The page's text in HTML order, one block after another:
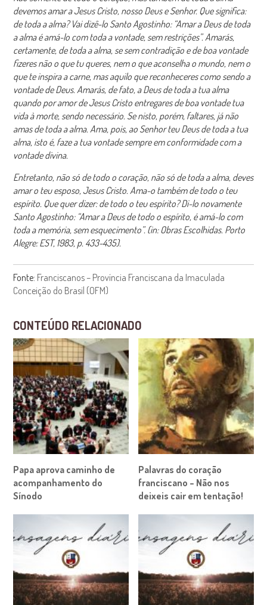
devemos amar a Jesus Cristo, nosso Deus e Senhor. Que significa:
de toda a alma? Vai dizê-lo Santo Agostinho: “Amar a Deus de toda
a alma é amá-lo com toda a vontade, sem restrições”. Amarás,
certamente, de toda a alma, se sem contradição e de boa vontade
fizeres não o que tu queres, nem o que aconselha o mundo, nem o
que te inspira a carne, mas aquilo que reconheceres como sendo a
vontade de Deus. Amarás, de fato, a Deus de toda a tua alma
quando por amor de Jesus Cristo entregares de boa vontade tua
vida à morte, sendo necessário. Se nisto, porém, faltares, já não
amas de toda a alma. Ama, pois, ao Senhor teu Deus de toda a tua
alma, isto é, faze a tua vontade sempre em conformidade com a
vontade divina.
Entretanto, não só de todo o coração, não só de toda a alma, deves
amar o teu esposo, Jesus Cristo. Ama-o também de todo o teu
espírito. Que quer dizer: de todo o teu espírito? Di-lo novamente
Santo Agostinho: “Amar a Deus de todo o espírito, é amá-lo com
toda a memória, sem esquecimento”. (in: Obras Escolhidas. Porto
Alegre: EST, 1983, p. 433-435).
Fonte: Franciscanos – Província Franciscana da Imaculada
Conceição do Brasil (OFM)
CONTEÚDO RELACIONADO
Papa aprova caminho de
acompanhamento do
Sínodo
Palavras do coração
franciscano – Não nos
deixeis cair em tentação!